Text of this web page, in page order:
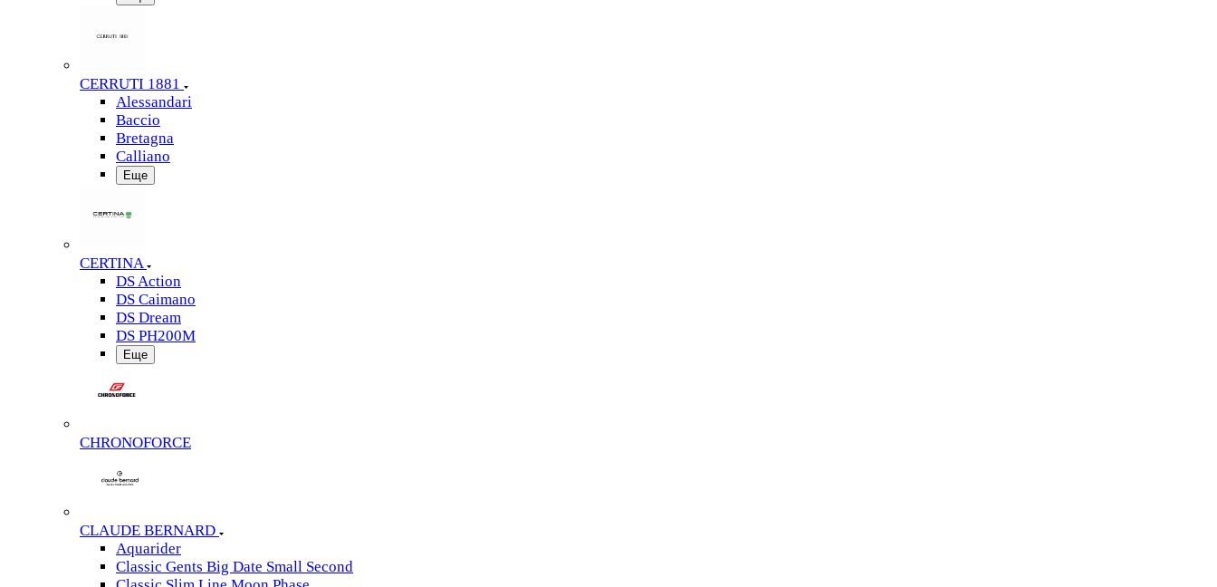
CERRUTI 1881
Alessandari
Baccio
Bretagna
Calliano
Еще
CERTINA
DS Action
DS Caimano
DS Dream
DS PH200M
Еще
CHRONOFORCE
CLAUDE BERNARD
Aquarider
Classic Gents Big Date Small Second